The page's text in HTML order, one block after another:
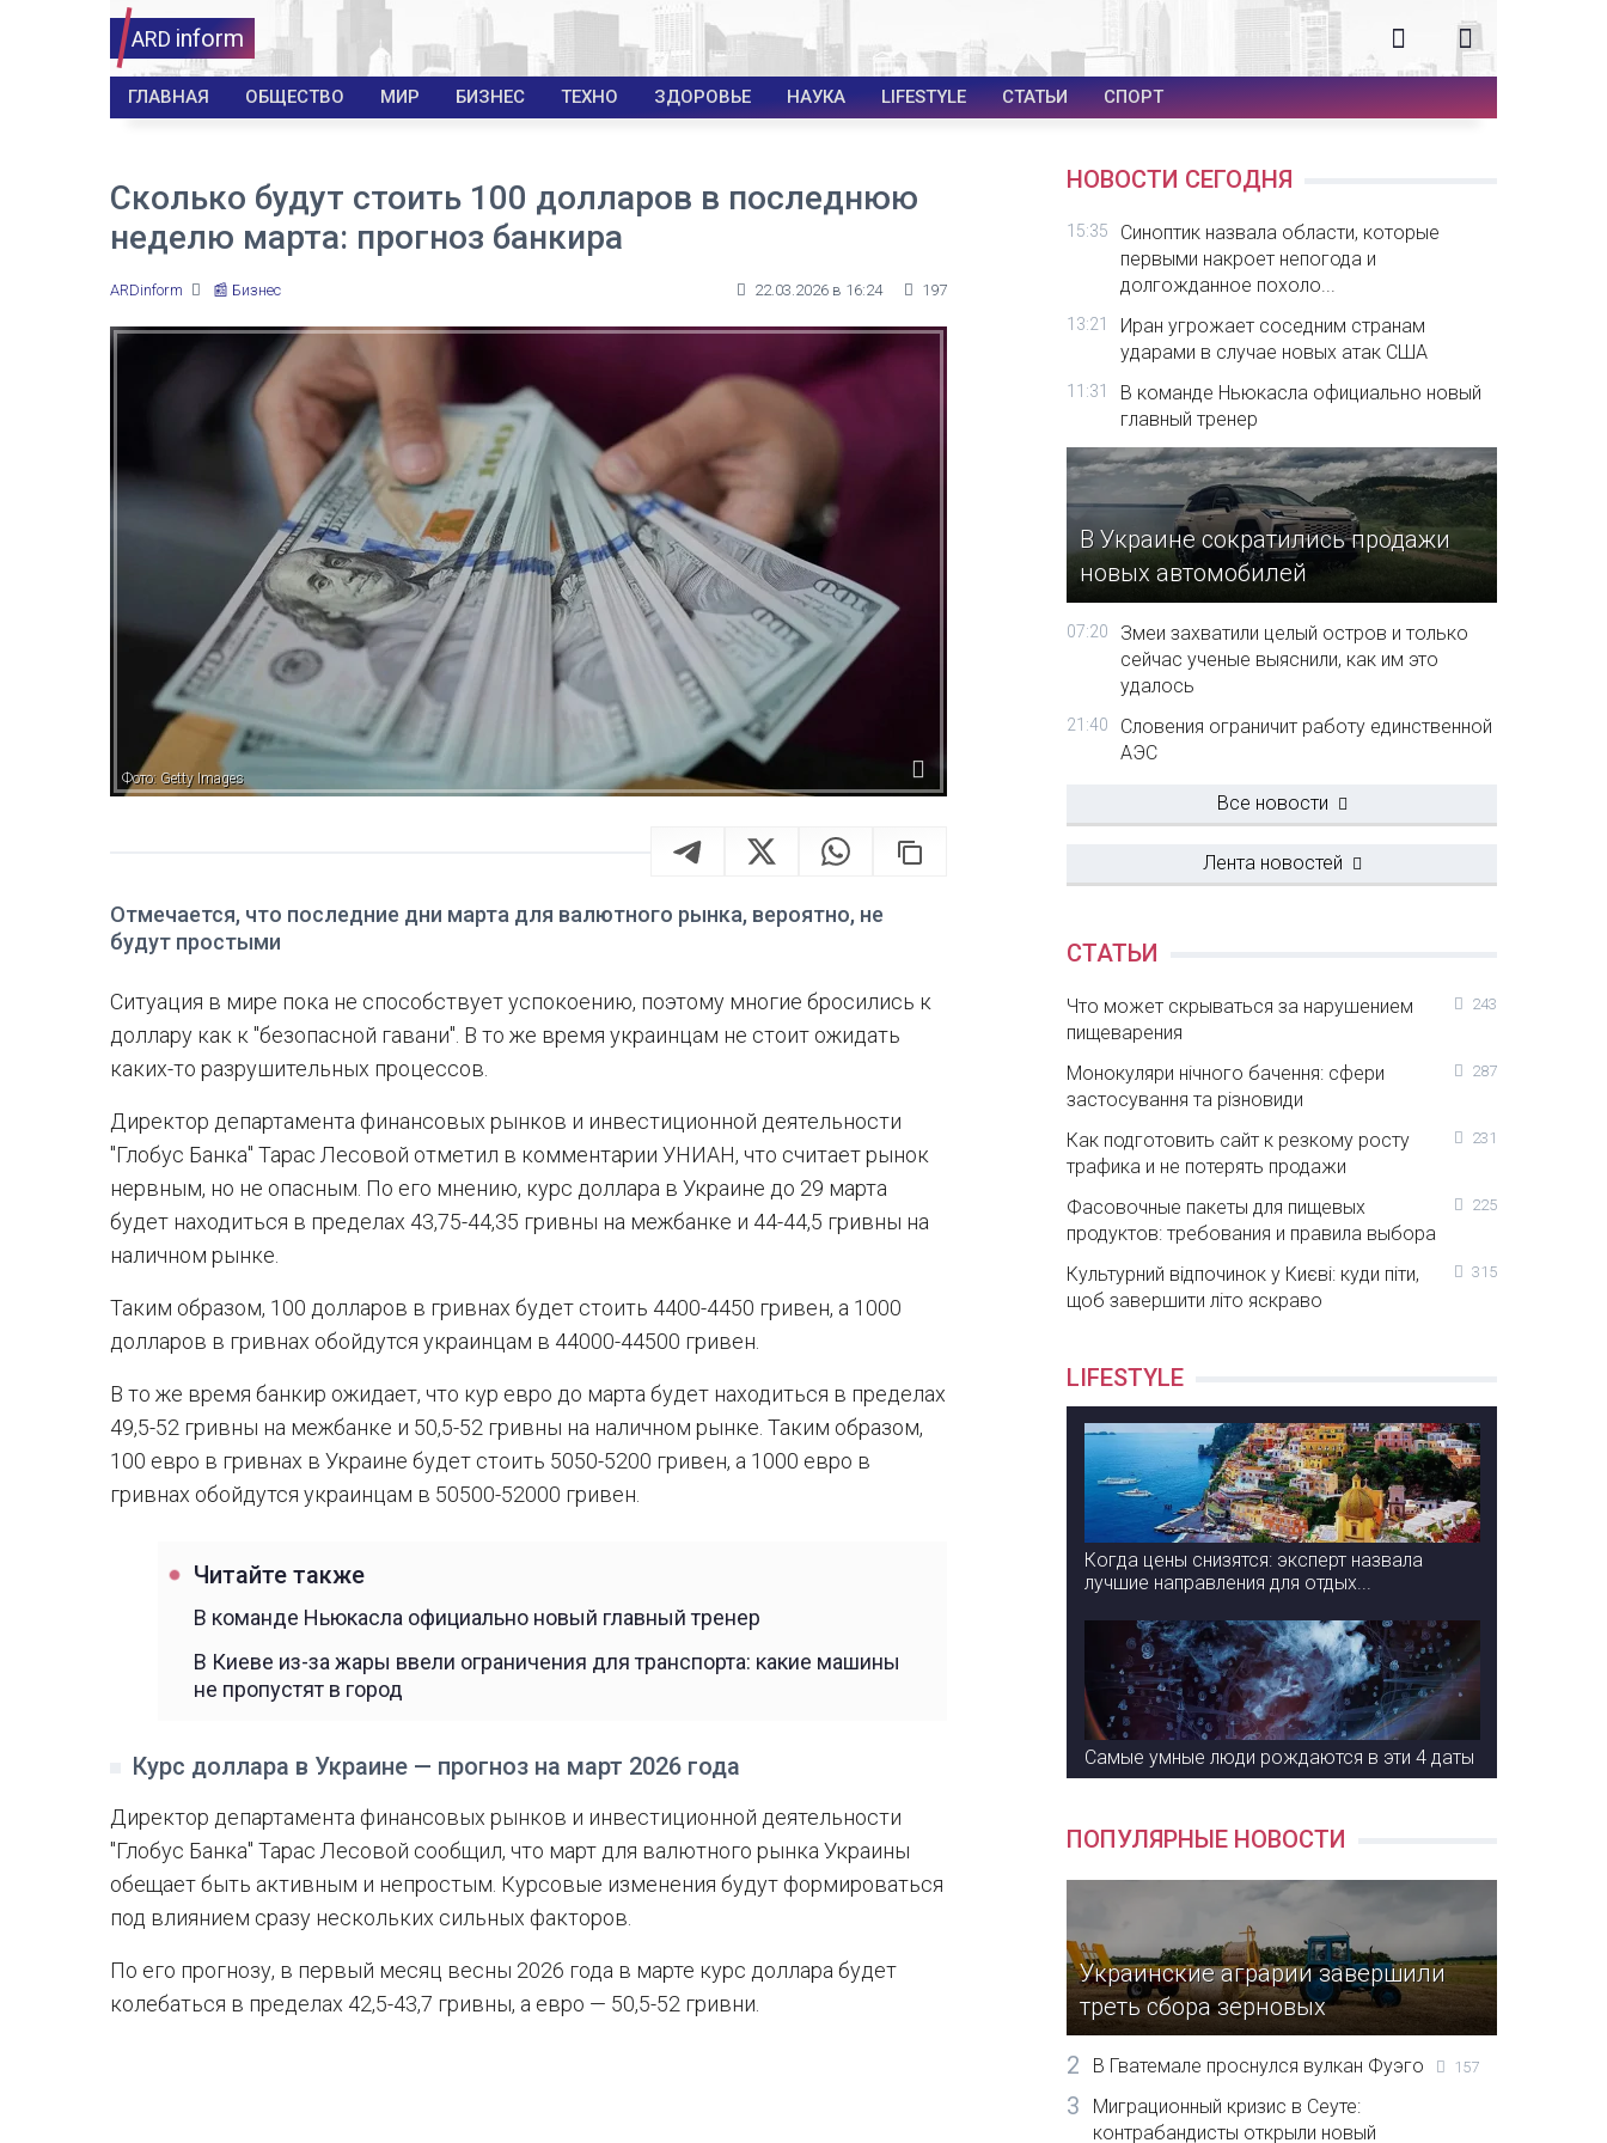
ARD inform
ГЛАВНАЯ ОБЩЕСТВО МИР БИЗНЕС ТЕХНО ЗДОРОВЬЕ НАУКА LIFESTYLE СТАТЬИ СПОРТ
Сколько будут стоить 100 долларов в последнюю
неделю марта: прогноз банкира
ARDinform 📰 Бизнес 22.03.2026 в 16:24 197
Фото: Getty Images
Отмечается, что последние дни марта для валютного рынка, вероятно, не
будут простыми
Ситуация в мире пока не способствует успокоению, поэтому многие бросились к
доллару как к "безопасной гавани". В то же время украинцам не стоит ожидать
каких-то разрушительных процессов.
Директор департамента финансовых рынков и инвестиционной деятельности
"Глобус Банка" Тарас Лесовой отметил в комментарии УНИАН, что считает рынок
нервным, но не опасным. По его мнению, курс доллара в Украине до 29 марта
будет находиться в пределах 43,75-44,35 гривны на межбанке и 44-44,5 гривны на
наличном рынке.
Таким образом, 100 долларов в гривнах будет стоить 4400-4450 гривен, а 1000
долларов в гривнах обойдутся украинцам в 44000-44500 гривен.
В то же время банкир ожидает, что кур евро до марта будет находиться в пределах
49,5-52 гривны на межбанке и 50,5-52 гривны на наличном рынке. Таким образом,
100 евро в гривнах в Украине будет стоить 5050-5200 гривен, а 1000 евро в
гривнах обойдутся украинцам в 50500-52000 гривен.
Читайте также
В команде Ньюкасла официально новый главный тренер
В Киеве из-за жары ввели ограничения для транспорта: какие машины
не пропустят в город
Курс доллара в Украине — прогноз на март 2026 года
Директор департамента финансовых рынков и инвестиционной деятельности
"Глобус Банка" Тарас Лесовой сообщил, что март для валютного рынка Украины
обещает быть активным и непростым. Курсовые изменения будут формироваться
под влиянием сразу нескольких сильных факторов.
По его прогнозу, в первый месяц весны 2026 года в марте курс доллара будет
колебаться в пределах 42,5-43,7 гривны, а евро — 50,5-52 гривни.
НОВОСТИ СЕГОДНЯ
15:35
Синоптик назвала области, которые
первыми накроет непогода и
долгожданное похоло...
13:21
Иран угрожает соседним странам
ударами в случае новых атак США
11:31
В команде Ньюкасла официально новый
главный тренер
В Украине сократились продажи
новых автомобилей
07:20
Змеи захватили целый остров и только
сейчас ученые выяснили, как им это
удалось
21:40
Словения ограничит работу единственной
АЭС
Все новости
Лента новостей
СТАТЬИ
Что может скрываться за нарушением
пищеварения
243
Монокуляри нічного бачення: сфери
застосування та різновиди
287
Как подготовить сайт к резкому росту
трафика и не потерять продажи
231
Фасовочные пакеты для пищевых
продуктов: требования и правила выбора
225
Культурний відпочинок у Києві: куди піти,
щоб завершити літо яскраво
315
LIFESTYLE
Когда цены снизятся: эксперт назвала
лучшие направления для отдых...
Самые умные люди рождаются в эти 4 даты
ПОПУЛЯРНЫЕ НОВОСТИ
Украинские аграрии завершили
треть сбора зерновых
2 В Гватемале проснулся вулкан Фуэго 157
3
Миграционный кризис в Сеуте:
контрабандисты открыли новый